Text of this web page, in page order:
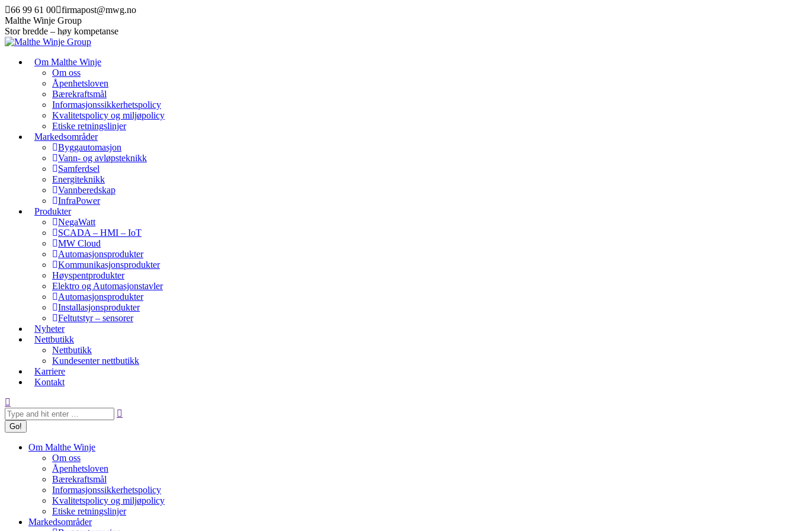
Skip
to
content
66 99 61 00 firmapost@mwg.no
Malthe Winje Group
Stor bredde – høy kompetanse
Om Malthe Winje
Om oss
Åpenhetsloven
Bærekraftsmål
Informasjonssikkerhetspolicy
Kvalitetspolicy og miljøpolicy
Etiske retningslinjer
Markedsområder
Byggautomasjon
Vann- og avløpsteknikk
Samferdsel
Energiteknikk
Vannberedskap
InfraPower
Produkter
NegaWatt
SCADA – HMI – IoT
MW Cloud
Automasjonsprodukter
Kommunikasjonsprodukter
Høyspentprodukter
Elektro og Automasjonstavler
Automasjonsprodukter
Installasjonsprodukter
Feltutstyr – sensorer
Nyheter
Nettbutikk
Nettbutikk
Kundesenter nettbutikk
Karriere
Kontakt
Search:
Om Malthe Winje
Om oss
Åpenhetsloven
Bærekraftsmål
Informasjonssikkerhetspolicy
Kvalitetspolicy og miljøpolicy
Etiske retningslinjer
Markedsområder